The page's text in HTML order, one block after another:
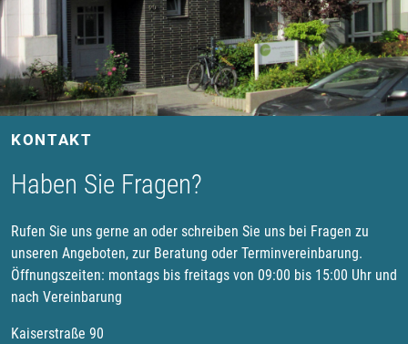
KONTAKT
Haben Sie Fragen?
Rufen Sie uns gerne an oder schreiben Sie uns bei Fragen zu
unseren Angeboten, zur Beratung oder Terminvereinbarung.
Öffnungszeiten: montags bis freitags von 09:00 bis 15:00 Uhr und
nach Vereinbarung
Kaiserstraße 90